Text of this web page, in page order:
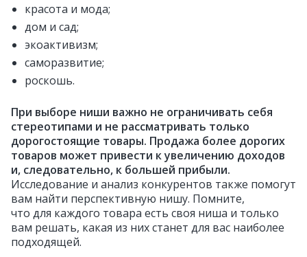
красота и мода;
дом и сад;
экоактивизм;
саморазвитие;
роскошь.
При выборе ниши важно не ограничивать себя
стереотипами и не рассматривать только
дорогостоящие товары. Продажа более дорогих
товаров может привести к увеличению доходов
и, следовательно, к большей прибыли.
Исследование и анализ конкурентов также помогут
вам найти перспективную нишу. Помните,
что для каждого товара есть своя ниша и только
вам решать, какая из них станет для вас наиболее
подходящей.